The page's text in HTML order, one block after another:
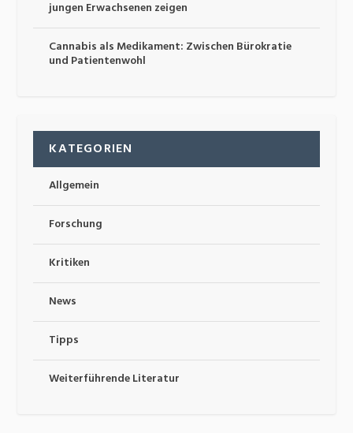
jungen Erwachsenen zeigen
Cannabis als Medikament: Zwischen Bürokratie
und Patientenwohl
KATEGORIEN
Allgemein
Forschung
Kritiken
News
Tipps
Weiterführende Literatur